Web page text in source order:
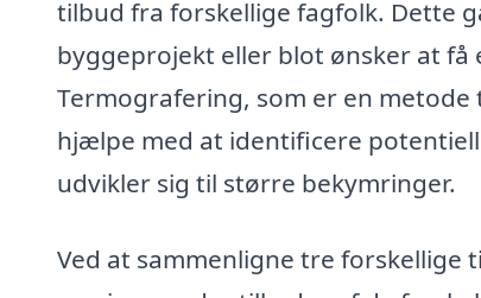
tilbud fra forskellige fagfolk. Dette
byggeprojekt eller blot ønsker at
Termografering, som er en
hjælpe med at identificere
udvikler sig til større bekymringer.
Ved at sammenligne tre